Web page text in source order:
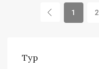
1 2
Typ